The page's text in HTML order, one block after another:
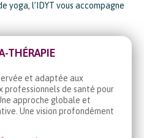
yoga, l’IDYT vous accompagne
THÉRAPIE
et adaptée aux
professionnels de santé pour
approche globale et
Une vision profondément